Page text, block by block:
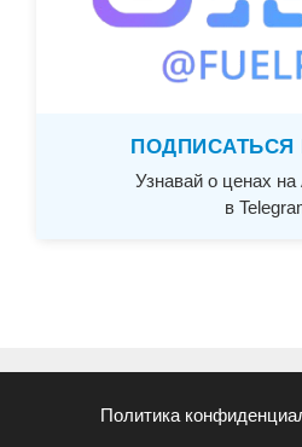
ПОДПИСАТЬСЯ
Узнавай о ценах
в
Политика